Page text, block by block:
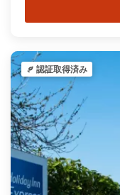
認証取得済み